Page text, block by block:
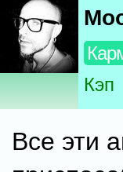
Кэп
Все эти